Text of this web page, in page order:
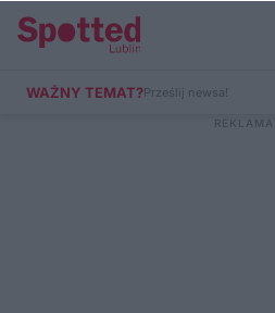
WAŻNY TEMAT?Prześlij newsa!